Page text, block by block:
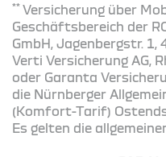
** Versicherung über
Geschäftsbereich der
GmbH, Jagenbergstr. 1,
Verti Versicherung AG,
oder Garanta
die Nürnberger
(Komfort-Tarif)
Es gelten die